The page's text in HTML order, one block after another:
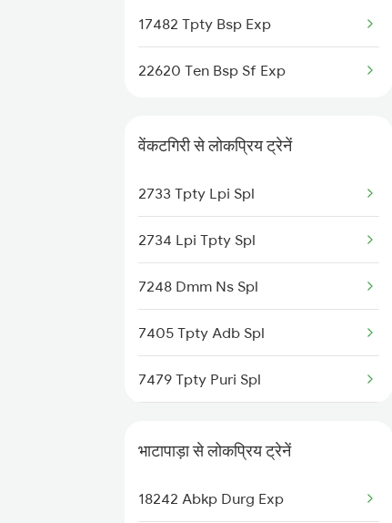
Venkatagiri to Narsapur Trains
Venkatagiri to Ongole Trains
Venkatagiri to Raipur Trains
Venkatagiri to Rayagada Trains
Venkatagiri to Renigunta Trains
Venkatagiri to Hyderabad Trains
17482 Tpty Bsp Exp
22620 Ten Bsp Sf Exp
वेंकटगिरी से लोकप्रिय ट्रेनें
2733 Tpty Lpi Spl
2734 Lpi Tpty Spl
7248 Dmm Ns Spl
7405 Tpty Adb Spl
7479 Tpty Puri Spl
17487 Tirumala Exp
भाटापाड़ा से लोकप्रिय ट्रेनें
18242 Abkp Durg Exp